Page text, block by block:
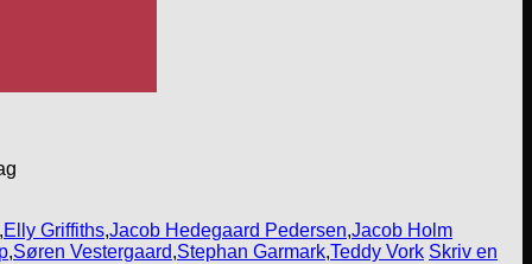
,Elly Griffiths,Jacob Hedegaard Pedersen,Jacob Holm
,Søren Vestergaard,Stephan Garmark,Teddy Vork Skriv en